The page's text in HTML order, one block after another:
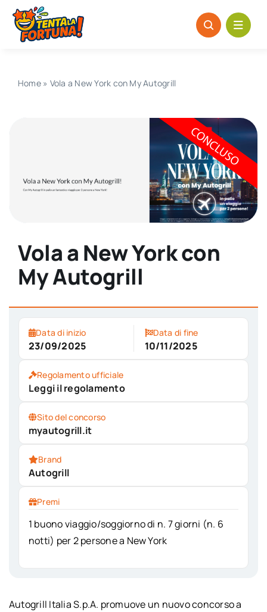
Salta
contenuto
Home» Vola a New York con My Autogrill
Vola a New York con
My Autogrill
Data di inizio
23/09/2025
Data di fine
10/11/2025
Regolamento ufficiale
Leggi il regolamento
Sito del concorso
myautogrill.it
Brand
Autogrill
Premi
1 buono viaggio/soggiorno di n. 7 giorni (n. 6
notti) per 2 persone a New York
Autogrill Italia S.p.A. promuove un nuovo concorso a